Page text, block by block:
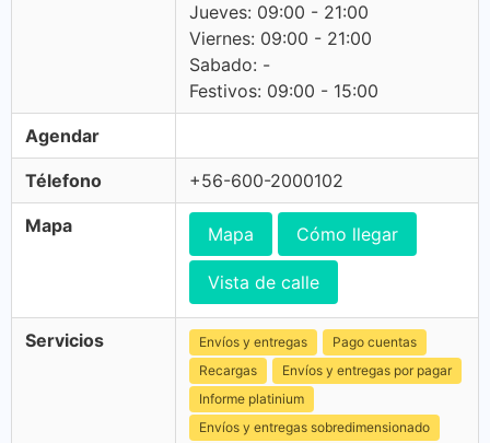
Jueves: 09:00 - 21:00
Viernes: 09:00 - 21:00
Sabado: -
Festivos: 09:00 - 15:00
Agendar
Télefono +56-600-2000102
Mapa Mapa Cómo llegar
Vista de calle
Servicios Envíos y entregas
Pago cuentas
Recargas
Envíos y entregas por pagar
Informe platinium
Envíos y entregas sobredimensionado